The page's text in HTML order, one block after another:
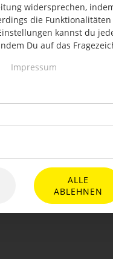
widersprechen,
die
kannst du
Du auf das
Impressum
ALLE
ABLEHNEN